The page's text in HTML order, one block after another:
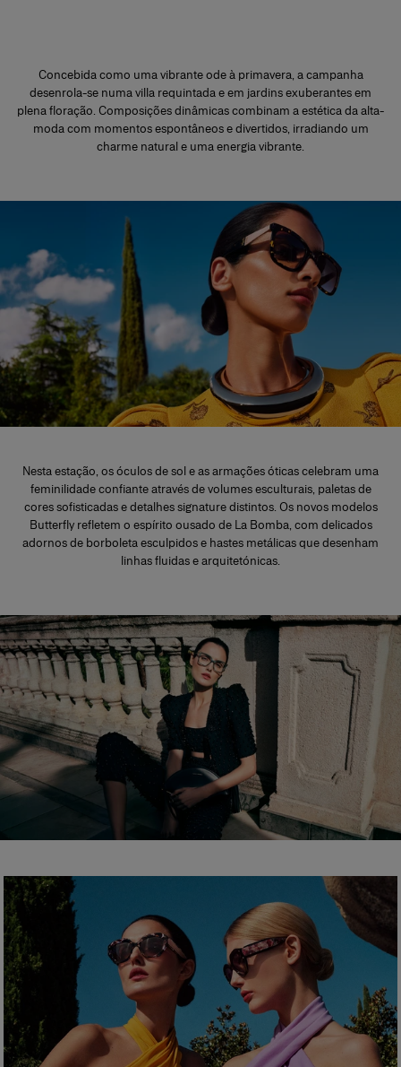
Concebida como uma vibrante ode à primavera, a campanha
desenrola-se numa villa requintada e em jardins exuberantes em
plena floração. Composições dinâmicas combinam a estética da alta-
moda com momentos espontâneos e divertidos, irradiando um
charme natural e uma energia vibrante.
Nesta estação, os óculos de sol e as armações óticas celebram uma
feminilidade confiante através de volumes esculturais, paletas de
cores sofisticadas e detalhes signature distintos. Os novos modelos
Butterfly refletem o espírito ousado de La Bomba, com delicados
adornos de borboleta esculpidos e hastes metálicas que desenham
linhas fluidas e arquitetónicas.